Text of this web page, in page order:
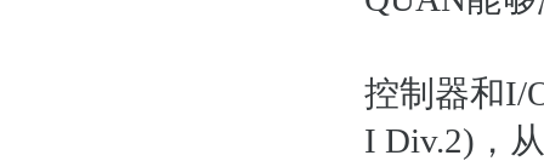
控制器和I/
I Div.2)，